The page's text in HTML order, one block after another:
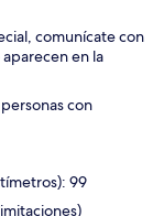
comunícate con
en la
con
99